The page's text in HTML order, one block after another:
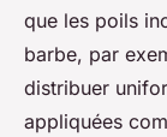
que les poils
barbe, par
distribuer
appliquées